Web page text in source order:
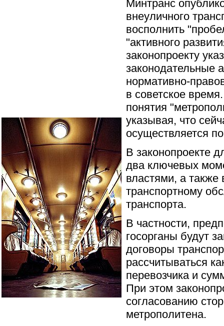
Минтранс
внеуличного
восполнить
"активного
законопроекту
законодательные
нормативно-
в советское
понятия
указывая, что
осуществляется
В законопроекте
два ключевых
властями, а также
транспортному
транспорта.
В частности,
госорганы будут
договоры
рассчитываться
перевозчика и
При этом
согласованию
метрополитена.